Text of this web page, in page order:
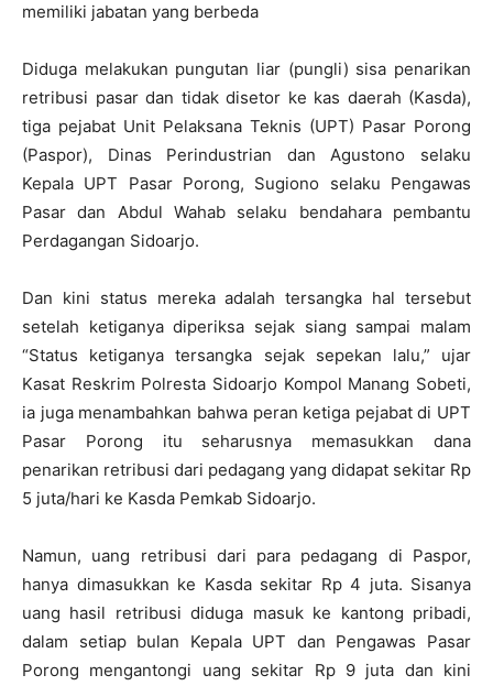
memiliki jabatan yang berbeda
Diduga melakukan pungutan liar (pungli) sisa penarikan
retribusi pasar dan tidak disetor ke kas daerah (Kasda),
tiga pejabat Unit Pelaksana Teknis (UPT) Pasar Porong
(Paspor), Dinas Perindustrian dan Agustono selaku
Kepala UPT Pasar Porong, Sugiono selaku Pengawas
Pasar dan Abdul Wahab selaku bendahara pembantu
Perdagangan Sidoarjo.
Dan kini status mereka adalah tersangka hal tersebut
setelah ketiganya diperiksa sejak siang sampai malam
“Status ketiganya tersangka sejak sepekan lalu,” ujar
Kasat Reskrim Polresta Sidoarjo Kompol Manang Sobeti,
ia juga menambahkan bahwa peran ketiga pejabat di UPT
Pasar Porong itu seharusnya memasukkan dana
penarikan retribusi dari pedagang yang didapat sekitar Rp
5 juta/hari ke Kasda Pemkab Sidoarjo.
Namun, uang retribusi dari para pedagang di Paspor,
hanya dimasukkan ke Kasda sekitar Rp 4 juta. Sisanya
uang hasil retribusi diduga masuk ke kantong pribadi,
dalam setiap bulan Kepala UPT dan Pengawas Pasar
Porong mengantongi uang sekitar Rp 9 juta dan kini